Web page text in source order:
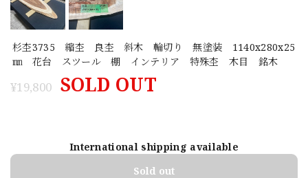
杉杢3735 縮杢 良杢 斜木 輪切り 無塗装 1140x280x25
㎜ 花台 スツール 棚 インテリア 特殊杢 木目 銘木
¥19,800 SOLD OUT
International shipping available
Sold out